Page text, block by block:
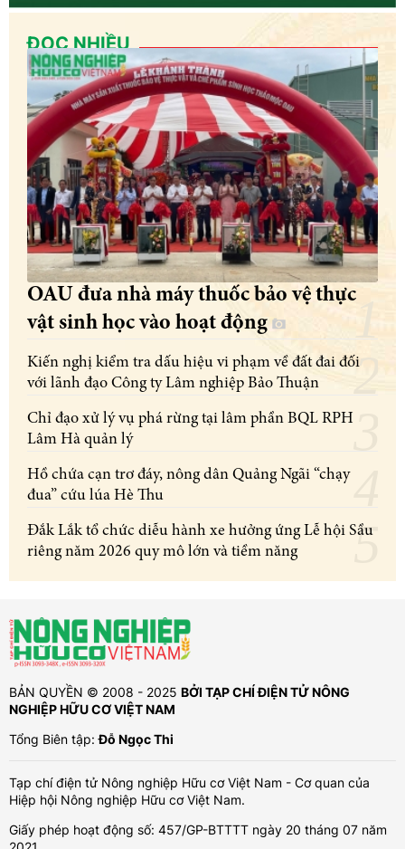
ĐỌC NHIỀU
OAU đưa nhà máy thuốc bảo vệ thực
vật sinh học vào hoạt động
Kiến nghị kiểm tra dấu hiệu vi phạm về đất đai đối
với lãnh đạo Công ty Lâm nghiệp Bảo Thuận
Chỉ đạo xử lý vụ phá rừng tại lâm phần BQL RPH
Lâm Hà quản lý
Hồ chứa cạn trơ đáy, nông dân Quảng Ngãi “chạy
đua” cứu lúa Hè Thu
Đắk Lắk tổ chức diễu hành xe hưởng ứng Lễ hội Sầu
riêng năm 2026 quy mô lớn và tiềm năng
BẢN QUYỀN © 2008 - 2025 BỞI TẠP CHÍ ĐIỆN TỬ NÔNG
NGHIỆP HỮU CƠ VIỆT NAM
Tổng Biên tập:Đỗ Ngọc Thi
Tạp chí điện tử Nông nghiệp Hữu cơ Việt Nam - Cơ quan của
Hiệp hội Nông nghiệp Hữu cơ Việt Nam.
Giấy phép hoạt động số: 457/GP-BTTTT ngày 20 tháng 07 năm